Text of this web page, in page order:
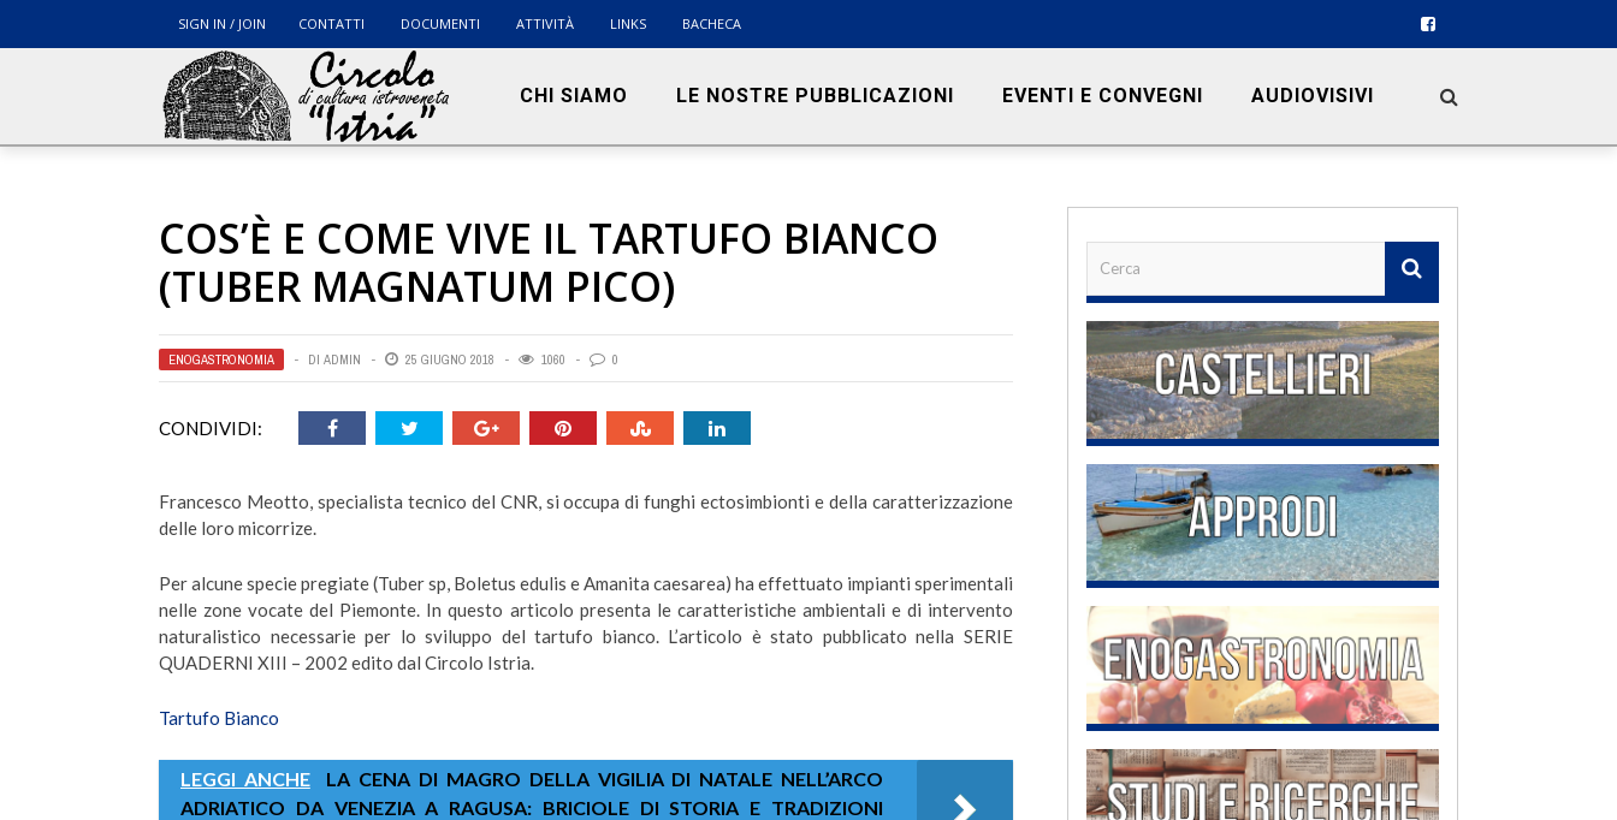
SIGN IN / JOIN CONTATTI DOCUMENTI ATTIVITÀ LINKS BACHECA
CHI SIAMO LE NOSTRE PUBBLICAZIONI EVENTI E CONVEGNI AUDIOVISIVI
COS’È E COME VIVE IL TARTUFO BIANCO
(TUBER MAGNATUM PICO)
ENOGASTRONOMIA DI ADMIN 25 GIUGNO 2018 1060 0
CONDIVIDI:
Francesco Meotto, specialista tecnico del CNR, si occupa di funghi ectosimbionti e della caratterizzazione
delle loro micorrize.
Per alcune specie pregiate (Tuber sp, Boletus edulis e Amanita caesarea) ha effettuato impianti sperimentali
nelle zone vocate del Piemonte. In questo articolo presenta le caratteristiche ambientali e di intervento
naturalistico necessarie per lo sviluppo del tartufo bianco. L’articolo è stato pubblicato nella SERIE
QUADERNI XIII – 2002 edito dal Circolo Istria.
Tartufo Bianco
LEGGI ANCHE
LA CENA DI MAGRO DELLA VIGILIA DI NATALE NELL’ARCO
ADRIATICO DA VENEZIA A RAGUSA: BRICIOLE DI STORIA E TRADIZIONI